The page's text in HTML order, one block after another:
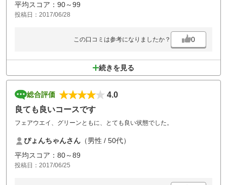
平均スコア：90～99
投稿日：2017/06/28
この口コミは参考になりましたか？ 0
続きを見る
総合評価
4.0
良ても良いコースです
フェアウエイ、グリーンともに、とても良い状態でした。
ぴょんちゃんさん （男性 / 50代）
平均スコア：80～89
投稿日：2017/06/25